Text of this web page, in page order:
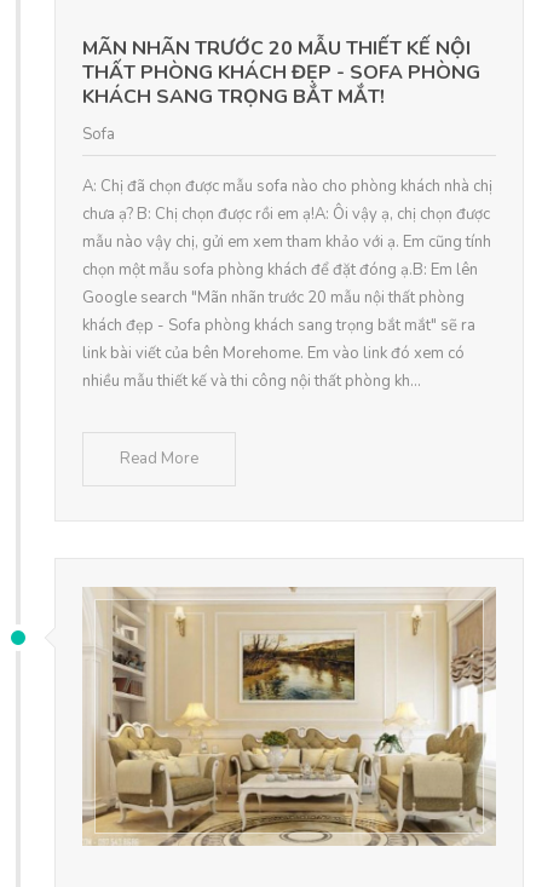
MÃN NHÃN TRƯỚC 20 MẪU THIẾT KẾ NỘI
THẤT PHÒNG KHÁCH ĐẸP - SOFA PHÒNG
KHÁCH SANG TRỌNG BẮT MẮT!
Sofa
A: Chị đã chọn được mẫu sofa nào cho phòng khách nhà chị
chưa ạ? B: Chị chọn được rồi em ạ!A: Ôi vậy ạ, chị chọn được
mẫu nào vậy chị, gửi em xem tham khảo với ạ. Em cũng tính
chọn một mẫu sofa phòng khách để đặt đóng ạ.B: Em lên
Google search "Mãn nhãn trước 20 mẫu nội thất phòng
khách đẹp - Sofa phòng khách sang trọng bắt mắt" sẽ ra
link bài viết của bên Morehome. Em vào link đó xem có
nhiều mẫu thiết kế và thi công nội thất phòng kh...
Read More